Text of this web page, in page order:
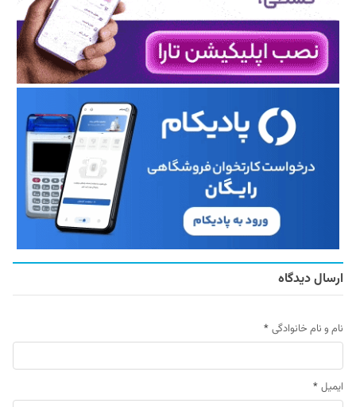
ارسال دیدگاه
نام و نام خانوادگی *
ایمیل *